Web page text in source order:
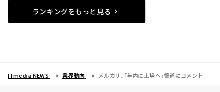
ランキングをもっと見る
ITmedia NEWS 業界動向 メルカリ、「年内に上場へ」報道にコメント